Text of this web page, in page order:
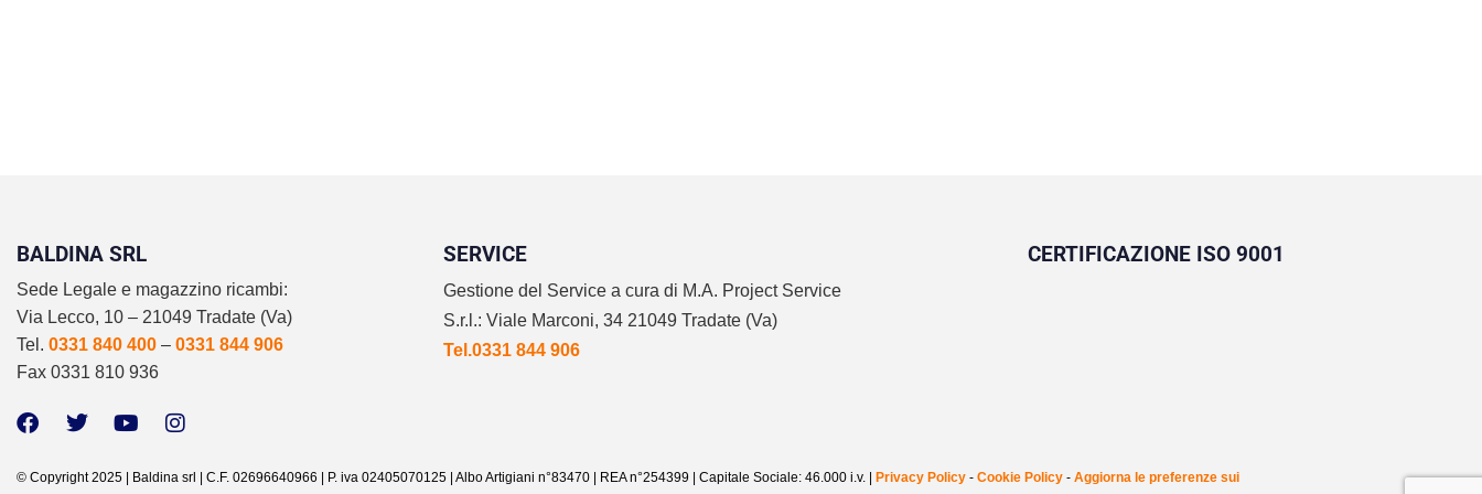
BALDINA SRL
Sede Legale e magazzino ricambi:
Via Lecco, 10 – 21049 Tradate (Va)
Tel. 0331 840 400 – 0331 844 906
Fax 0331 810 936
SERVICE
Gestione del Service a cura di M.A. Project Service
S.r.l.: Viale Marconi, 34 21049 Tradate (Va)
Tel.0331 844 906
CERTIFICAZIONE ISO 9001
© Copyright 2025 | Baldina srl | C.F. 02696640966 | P. iva 02405070125 | Albo Artigiani n°83470 | REA n°254399 | Capitale Sociale: 46.000 i.v. | Privacy Policy - Cookie Policy - Aggiorna le preferenze sui